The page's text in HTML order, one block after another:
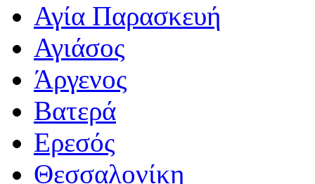
Αγία Παρασκευή
Αγιάσος
Άργενος
Βατερά
Ερεσός
Θεσσαλονίκη